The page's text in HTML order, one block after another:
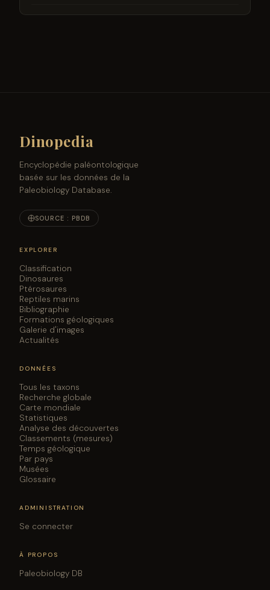
Dinopedia
Encyclopédie paléontologique
basée sur les données de la
Paleobiology Database.
SOURCE : PBDB
EXPLORER
Classification
Dinosaures
Ptérosaures
Reptiles marins
Bibliographie
Formations géologiques
Galerie d'images
Actualités
DONNÉES
Tous les taxons
Recherche globale
Carte mondiale
Statistiques
Analyse des découvertes
Classements (mesures)
Temps géologique
Par pays
Musées
Glossaire
ADMINISTRATION
Se connecter
À PROPOS
Paleobiology DB